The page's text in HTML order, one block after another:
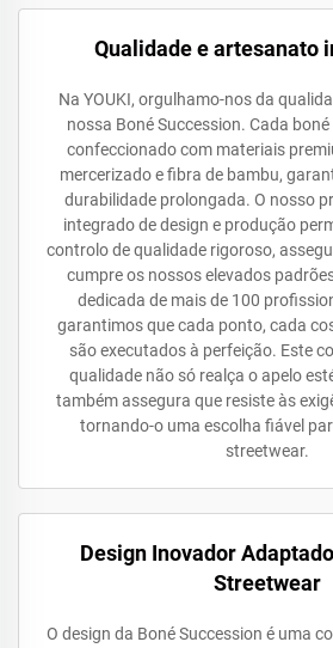
Qualidade e artesanato
Na YOUKI, orgulhamo-nos da
nossa Boné Succession. Cada
confeccionado com materiais
mercerizado e fibra de bambu,
durabilidade prolongada. O nosso
integrado de design e produção
controlo de qualidade rigoroso,
cumpre os nossos elevados
dedicada de mais de 100
garantimos que cada ponto, cada
são executados à perfeição. Este
qualidade não só realça o apelo
também assegura que resiste às
tornando-o uma escolha fiável
streetwear.
Design Inovador
Streetwear
O design da Boné Succession é uma